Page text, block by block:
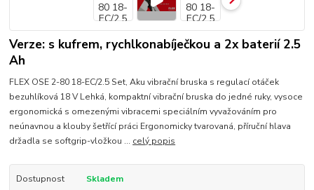
Verze: s kufrem, rychlkonabíječkou a 2x baterií 2.5
Ah
FLEX OSE 2-80 18-EC/2.5 Set, Aku vibrační bruska s regulací otáček
bezuhlíková 18 V Lehká, kompaktní vibrační bruska do jedné ruky, vysoce
ergonomická s omezenými vibracemi speciálním vyvažováním pro
neúnavnou a klouby šetřící práci Ergonomicky tvarovaná, příruční hlava
držadla se softgrip-vložkou ... celý popis
Dostupnost Skladem